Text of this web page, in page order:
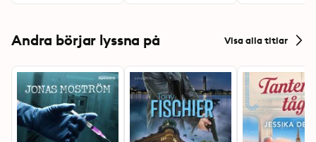
Andra börjar lyssna på Visa alla titlar